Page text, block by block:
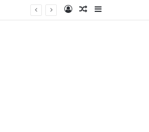
Log InArtigo Aleatório
Sidebar